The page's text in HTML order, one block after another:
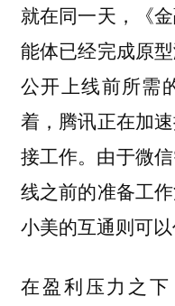
就在同一天，《
能体已经完成原
公开上线前所需
着，腾讯正在加
接工作。由于微
线之前的准备工
小美的互通则可以
在盈利压力之